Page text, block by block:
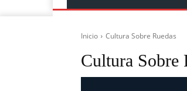
Inicio Cultura Sobre Ruedas
Cultura Sobre